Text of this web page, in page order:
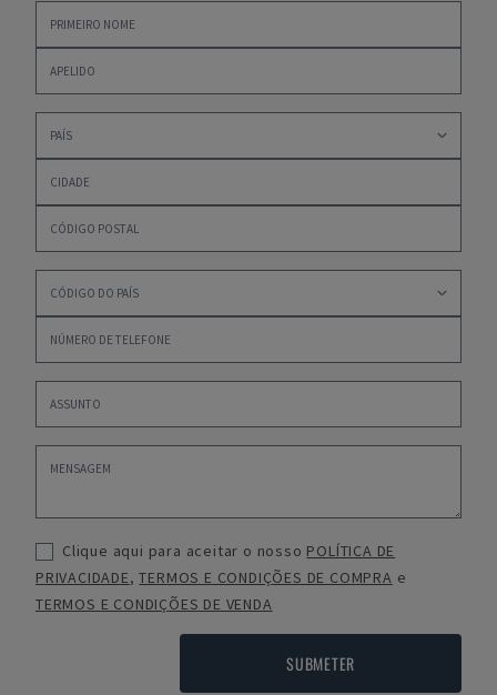
Clique aqui para aceitar o nosso POLÍTICA DE
PRIVACIDADE,TERMOS E CONDIÇÕES DE COMPRA e
TERMOS E CONDIÇÕES DE VENDA
SUBMETER